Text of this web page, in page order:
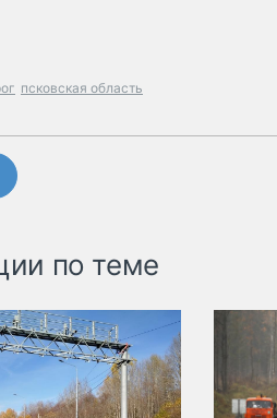
псковская область
по теме